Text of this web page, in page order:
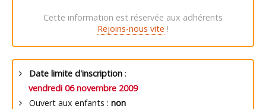
Cette information est réservée aux adhérents
Rejoins-nous vite !
Date limite d'inscription :
vendredi 06 novembre 2009
Ouvert aux enfants : non